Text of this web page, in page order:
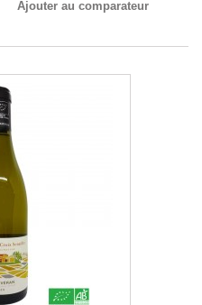
Ajouter au comparateur